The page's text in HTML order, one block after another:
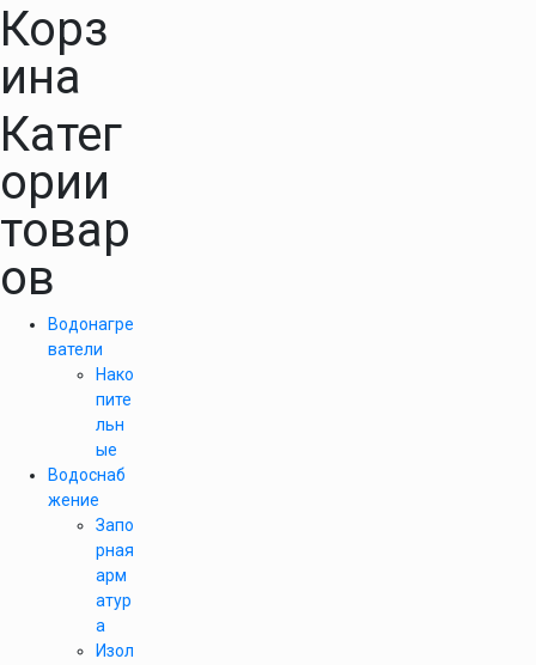
Корз
ина
Катег
ории
товар
ов
Водонагре
ватели
Нако
пите
льн
ые
Водоснаб
жение
Запо
рная
арм
атур
а
Изол